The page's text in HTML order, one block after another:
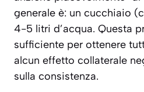
generale è: un cucchiaio
4-5 litri d’acqua. Questa
sufficiente per ottenere
alcun effetto collaterale
sulla consistenza.